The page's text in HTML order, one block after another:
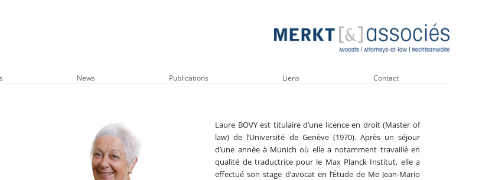
News Publications Liens Contact
Laure BOVY est titulaire d’une licence en droit (Master of
law) de l’Université de Genève (1970). Après un séjour
d’une année à Munich où elle a notamment travaillé en
qualité de traductrice pour le Max Planck Institut, elle a
effectué son stage d’avocat en l’Étude de Me Jean-Mario